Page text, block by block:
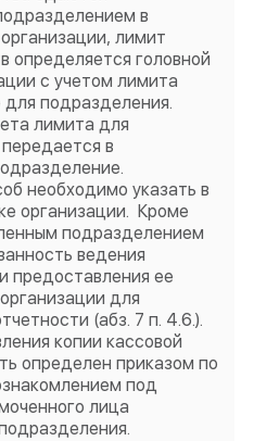
в
лимит
определяется головной
с учетом лимита
для подразделения.
лимита для
в
необходимо указать в
организации. Кроме
подразделением
ведения
предоставления ее
для
(абз. 7 п. 4.6.).
копии кассовой
определен приказом по
под
лица